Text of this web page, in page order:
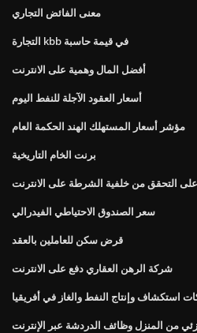
معنى الفائض التجاري
التجارة kbb في قيمة حاسبة
أفضل المال وهمية على الانترنت
أسعار العقود الآجلة للنفط اليوم
مؤشر أسعار المستهلك الهند الحكمة العام
برنت الخام التاريخية
التحقق من خلفية الشرطة على الانترنت
سعر الصندوق الاحتياطي الفيدرالي
قرض سكن للعاملين بالعقد
شركة الرهن العقاري دفع على الانترنت
استكشاف وإنتاج النفط والغاز في أفريقيا
من المنزل وظائف الدردشة عبر الإنترنت